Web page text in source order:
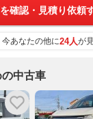
確認・見積り依頼
今あなたの他に24人が
中古車